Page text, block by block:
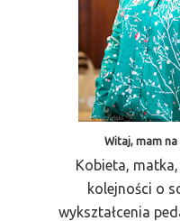
Witaj, mam na
Kobieta,
kolejności o
wykształcenia